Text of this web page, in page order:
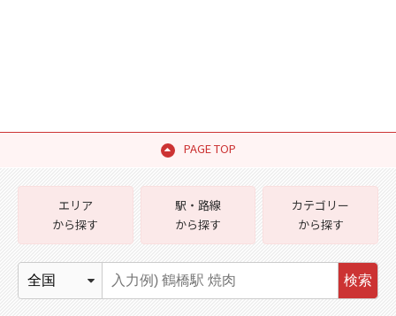
PAGE TOP
エリア
から探す
駅・路線
から探す
カテゴリー
から探す
検索